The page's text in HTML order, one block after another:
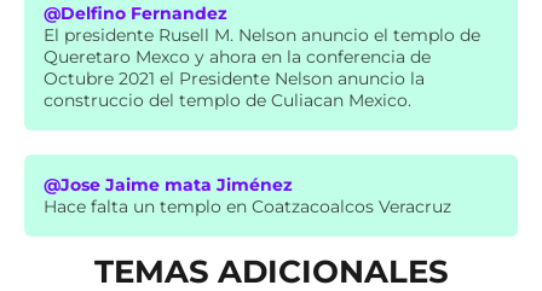
@Delfino Fernandez
El presidente Rusell M. Nelson anuncio el templo de
Queretaro Mexco y ahora en la conferencia de
Octubre 2021 el Presidente Nelson anuncio la
construccio del templo de Culiacan Mexico.
@Jose Jaime mata Jiménez
Hace falta un templo en Coatzacoalcos Veracruz
TEMAS ADICIONALES